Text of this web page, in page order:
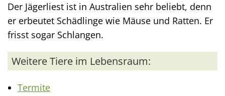
Der Jägerliest ist in Australien sehr beliebt, denn
er erbeutet Schädlinge wie Mäuse und Ratten. Er
frisst sogar Schlangen.
Weitere Tiere im Lebensraum:
Termite